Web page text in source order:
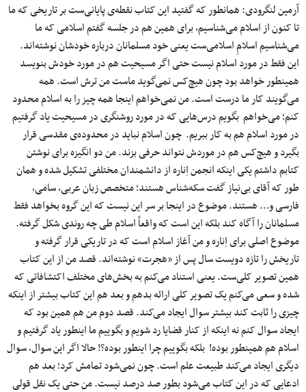
آرمین لنگرودی: همانطور که گفتید این کتاب نقطه‌ی پایانی‌ست بر تاریخی که ما
تا کنون از اسلام می‌شناسیم، برای همین هم در جلسه گفتم اسلامی که ما
می‌شناسیم اسلامِ اسلامی‌ست یعنی خود مسلمانان درباره خودشان نوشته‌اند.
این فقط در مورد اسلام نیست حتی اگر مسیحیت هم در مورد خودش بنویسد
همینطور خواهد بود چون هیچ‌کس نمی‌گوید ماست من ترش است. همه
می‌گویند کار ما درست است. من نمی‌خواهم اینجا همه چیز را به اسلام محدود
کنم؛ می‌خواهم بگویم درس‌هایی که در مورد روشنگری در مسیحیت یاد گرفتیم
در مورد اسلام هم به کار ببریم. چون اسلام نباید در محدوده‌ی مقدسی قرار
بگیرد و هیچ‌کس هم در موردش نتواند حرفی بزند. من دو انگیزه برای نوشتن
کتابم داشتم یکی اینکه انجمن اِناره از دانشمندان مختلفی تشکیل شده و همان
طور که آقای بی‌نیاز گفت سکه‌شناس هستند؛ متخصص زبان عربی، سامی،
فارسی و… هستند. موضوع در اینجا بر سر این نیست که این گروه بخواهد فقط
مسلمانان را آگاه کند بلکه این است که واقعاً اسلام طی چه روندی شکل گرفته.
موضوع اصلی برای اِناره و من آغاز اسلام است که در تاریکی قرار گرفته و
تاریخش را تازه دویست سال پس از «هجرت» نوشته‌اند. قصد من از این کتاب
همین تصویر کلی‌ست. یعنی استناد می‌کنم به بخش‌های مختلف اکتشافاتی که
شده و سعی می‌کنم یک تصویر کلی ارائه بدهم و بعد هم این کتاب بیشتر از اینکه
چیزی را ثابت کند بیشتر سوال ایجاد می‌کند. قصد دوم من هم همین بود که
ایجاد سوال کنم نه اینکه از کنار قضایا رد شویم و بگوییم ما اینطور یاد گرفتیم و
اسلام هم همینطور بوده! بلکه بگوییم چرا اینطور بوده؟! حالا اگر این سوال، سوال
دیگری ایجاد می‌کند طبیعت علم است. چون نمی‌شود تمامش کرد؛ بعد هم
ادعایی که در این کتاب می‌شود بطور صد درصد نیست. من حتی یک نقل قولی